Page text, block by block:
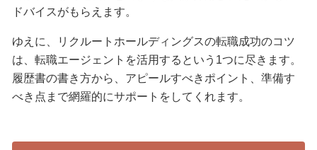
ドバイスがもらえます。
ゆえに、リクルートホールディングスの転職成功のコツ
は、転職エージェントを活用するという1つに尽きます。
履歴書の書き方から、アピールすべきポイント、準備す
べき点まで網羅的にサポートをしてくれます。